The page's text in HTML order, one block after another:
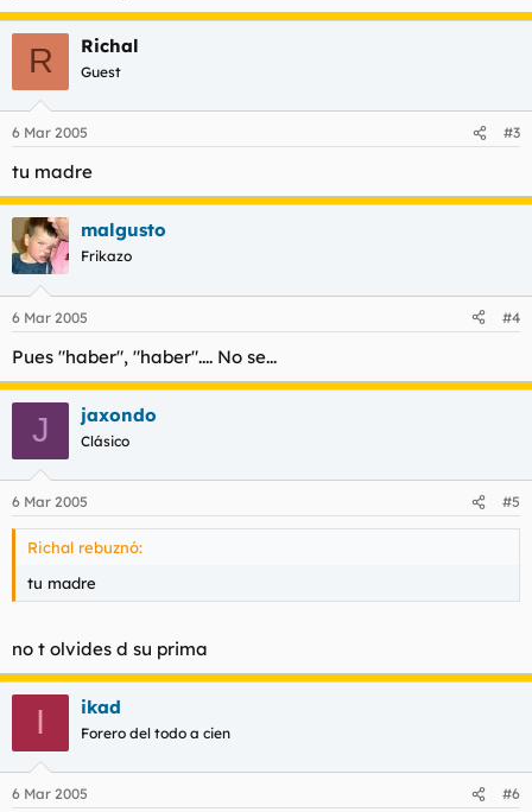
R Richal
Guest
6 Mar 2005 #3
tu madre
malgusto
Frikazo
6 Mar 2005 #4
Pues "haber", "haber".... No se...
J jaxondo
Clásico
6 Mar 2005 #5
Richal rebuznó:
tu madre
no t olvides d su prima
I ikad
Forero del todo a cien
6 Mar 2005 #6